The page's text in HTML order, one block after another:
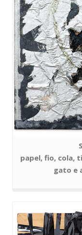
papel, fio, cola,
gato e